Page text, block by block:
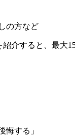
の方など
介すると、最大
悔する」